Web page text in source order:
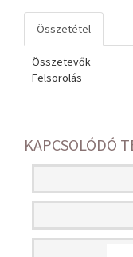
Összetétel
Összetevők
Felsorolás
KAPCSOLÓDÓ